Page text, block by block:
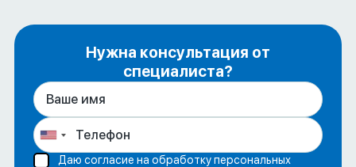
Нужна консультация от
специалиста?
Даю согласие на обработку персональных